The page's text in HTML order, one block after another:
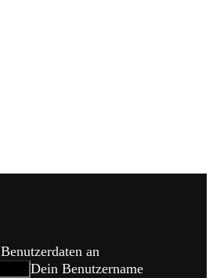
an
Dein Benutzername